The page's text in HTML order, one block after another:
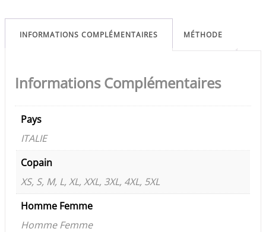
INFORMATIONS COMPLÉMENTAIRES MÉTHODE
Informations Complémentaires
Pays
ITALIE
Copain
XS, S, M, L, XL, XXL, 3XL, 4XL, 5XL
Homme Femme
Homme Femme